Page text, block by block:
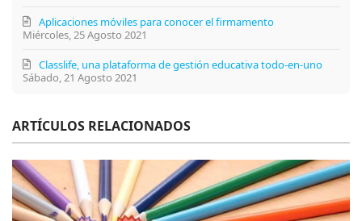
Miércoles, 25 Agosto 2021
Aplicaciones móviles para conocer el firmamento
Sábado, 21 Agosto 2021
Classlife, una plataforma de gestión educativa todo-en-uno
ARTÍCULOS RELACIONADOS